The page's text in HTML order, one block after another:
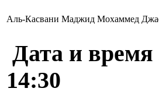
Аль-Касвани Маджид Мохаммед
Дата и
14:30